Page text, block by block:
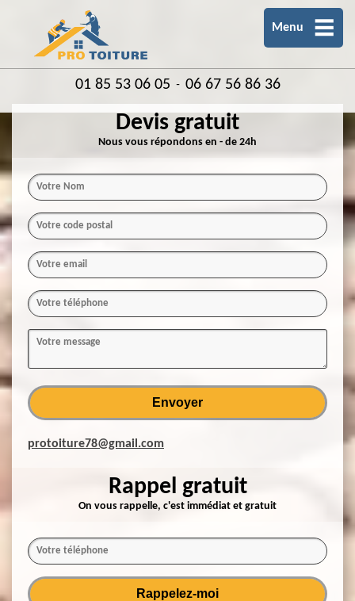
Menu
01 85 53 06 05 - 06 67 56 86 36
Devis gratuit
Nous vous répondons en - de 24h
protoiture78@gmail.com
Rappel gratuit
On vous rappelle, c'est immédiat et gratuit